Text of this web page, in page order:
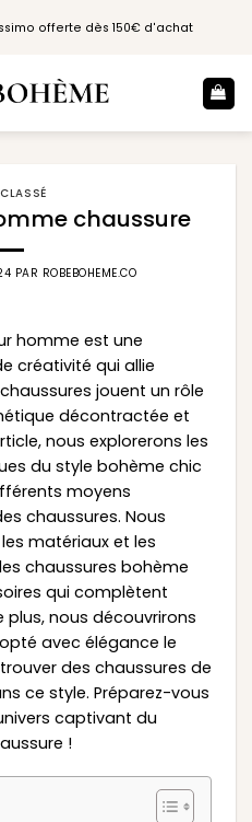
offerte dès 150€ d'achat
chaussure
PAR ROBEBOHEME.CO
homme est une
créativité qui allie
jouent un rôle
décontractée et
nous explorerons les
du style bohème chic
moyens
chaussures. Nous
matériaux et les
chaussures bohème
qui complètent
nous découvrirons
avec élégance le
des chaussures de
ce style. Préparez-vous
captivant du
!